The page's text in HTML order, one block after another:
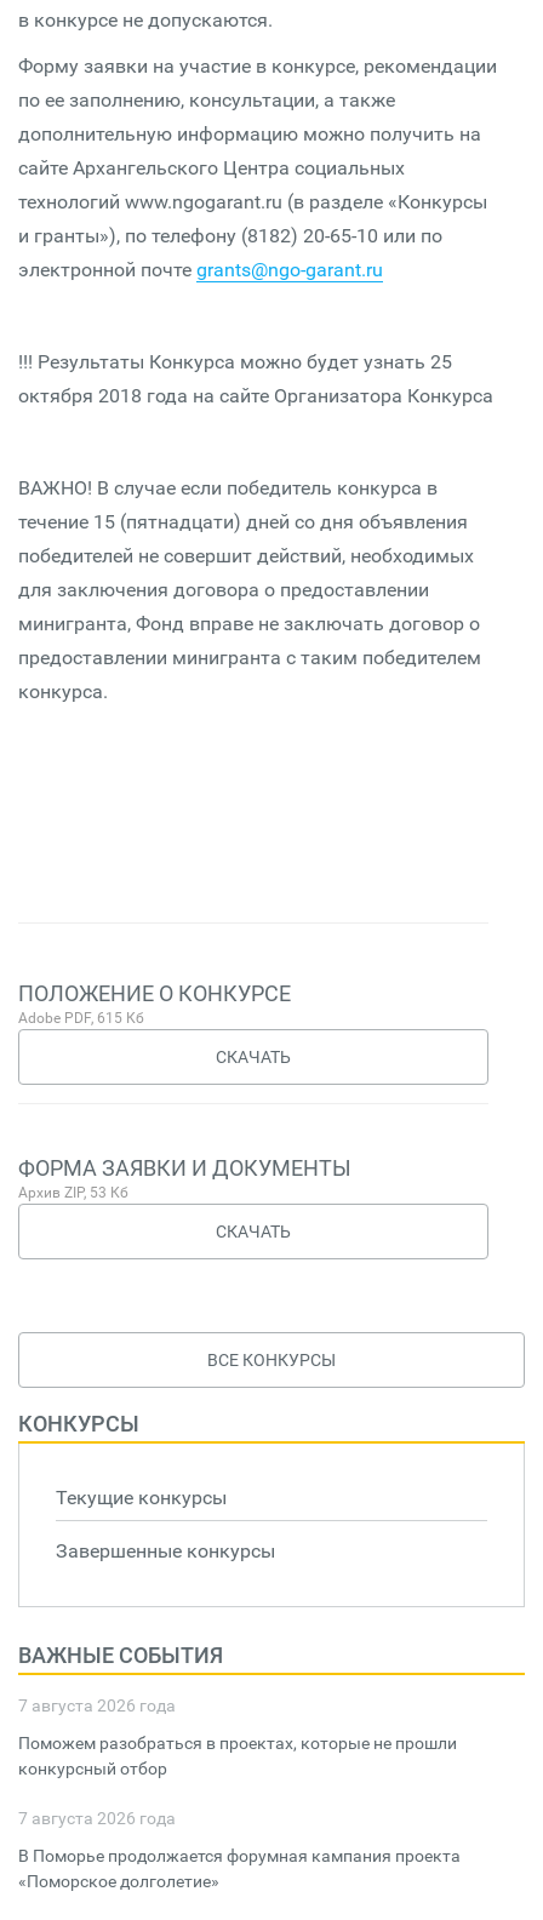
в конкурсе не допускаются.
Форму заявки на участие в конкурсе, рекомендации
по ее заполнению, консультации, а также
дополнительную информацию можно получить на
сайте Архангельского Центра социальных
технологий www.ngogarant.ru (в разделе «Конкурсы
и гранты»), по телефону (8182) 20-65-10 или по
электронной почте grants@ngo-garant.ru
!!! Результаты Конкурса можно будет узнать 25
октября 2018 года на сайте Организатора Конкурса
ВАЖНО! В случае если победитель конкурса в
течение 15 (пятнадцати) дней со дня объявления
победителей не совершит действий, необходимых
для заключения договора о предоставлении
минигранта, Фонд вправе не заключать договор о
предоставлении минигранта с таким победителем
конкурса.
ПОЛОЖЕНИЕ О КОНКУРСЕ
Adobe PDF, 615 Кб
СКАЧАТЬ
ФОРМА ЗАЯВКИ И ДОКУМЕНТЫ
Архив ZIP, 53 Кб
СКАЧАТЬ
ВСЕ КОНКУРСЫ
КОНКУРСЫ
Текущие конкурсы
Завершенные конкурсы
ВАЖНЫЕ СОБЫТИЯ
7 августа 2026 года
Поможем разобраться в проектах, которые не прошли
конкурсный отбор
7 августа 2026 года
В Поморье продолжается форумная кампания проекта
«Поморское долголетие»